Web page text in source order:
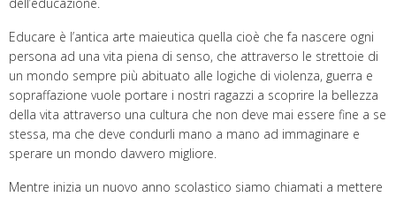
Educare è l’antica arte maieutica quella cioè che fa nascere ogni
persona ad una vita piena di senso, che attraverso le strettoie di
un mondo sempre più abituato alle logiche di violenza, guerra e
sopraffazione vuole portare i nostri ragazzi a scoprire la bellezza
della vita attraverso una cultura che non deve mai essere fine a se
stessa, ma che deve condurli mano a mano ad immaginare e
sperare un mondo davvero migliore.
Mentre inizia un nuovo anno scolastico siamo chiamati a mettere